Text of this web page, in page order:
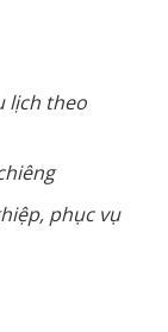
lịch theo
phục vụ